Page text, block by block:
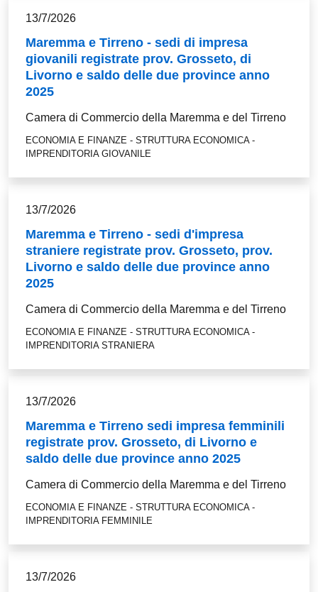
13/7/2026
Maremma e Tirreno - sedi di impresa
giovanili registrate prov. Grosseto, di
Livorno e saldo delle due province anno
2025
Camera di Commercio della Maremma e del Tirreno
ECONOMIA E FINANZE - STRUTTURA ECONOMICA -
IMPRENDITORIA GIOVANILE
13/7/2026
Maremma e Tirreno - sedi d'impresa
straniere registrate prov. Grosseto, prov.
Livorno e saldo delle due province anno
2025
Camera di Commercio della Maremma e del Tirreno
ECONOMIA E FINANZE - STRUTTURA ECONOMICA -
IMPRENDITORIA STRANIERA
13/7/2026
Maremma e Tirreno sedi impresa femminili
registrate prov. Grosseto, di Livorno e
saldo delle due province anno 2025
Camera di Commercio della Maremma e del Tirreno
ECONOMIA E FINANZE - STRUTTURA ECONOMICA -
IMPRENDITORIA FEMMINILE
13/7/2026